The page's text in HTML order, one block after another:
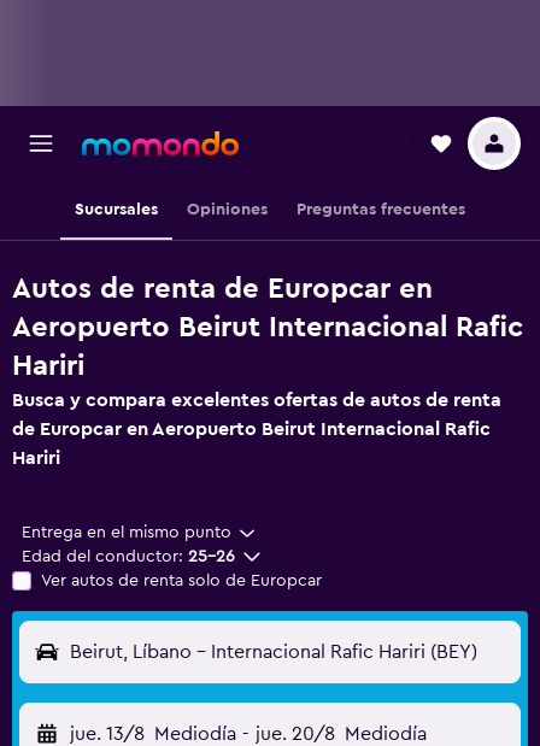
Sucursales Opiniones Preguntas frecuentes
Autos de renta de Europcar en
Aeropuerto Beirut Internacional Rafic
Hariri
Busca y compara excelentes ofertas de autos de renta
de Europcar en Aeropuerto Beirut Internacional Rafic
Hariri
Entrega en el mismo punto
Edad del conductor: 25-26
Ver autos de renta solo de Europcar
Beirut, Líbano - Internacional Rafic Hariri (BEY)
jue. 13/8 Mediodía - jue. 20/8 Mediodía